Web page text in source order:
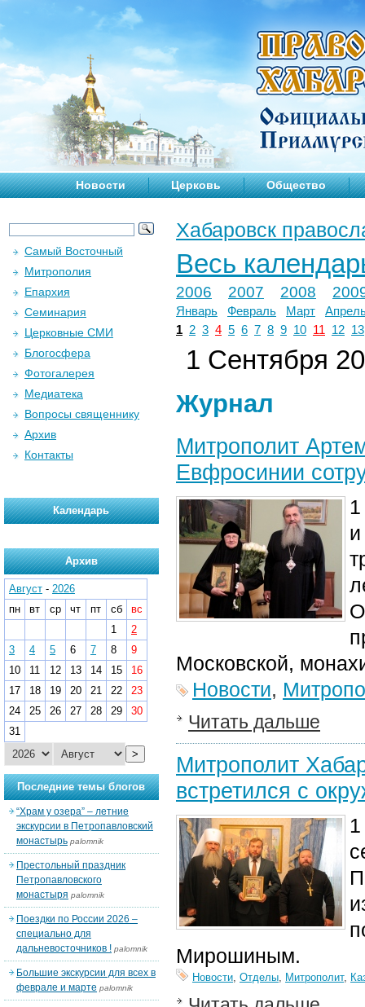
Новости Церковь Общество
Хабаровск
Весь
2006 2007 2008
Январь Февраль Март
1 2 3 4 5 6 7 8 9 10 11 12 13
1 Сентября
Журнал
Митрополит
Евфросинии
Московской,
Новости,
Читать дальше
Митрополит
встретился с
Мирошиным.
Новости, Отделы, Митрополит,
Самый Восточный
Митрополия
Епархия
Семинария
Церковные СМИ
Блогосфера
Фотогалерея
Медиатека
Вопросы священнику
Архив
Контакты
Календарь
Архив
Август - 2026
пн
вт ср чт пт сб
вс
1
2
3
4 5 6 7 8
9
10
11 12 13 14 15
16
17
18 19 20 21 22
23
24
25 26 27 28 29
30
31
>
Последние темы блогов
“Храм у озера” – летние
экскурсии в Петропавловский
монастырь palomnik
Престольный праздник
Петропавловского
монастыря palomnik
Поездки по России 2026 –
специально для
дальневосточников ! palomnik
Большие экскурсии для всех в
феврале и марте palomnik